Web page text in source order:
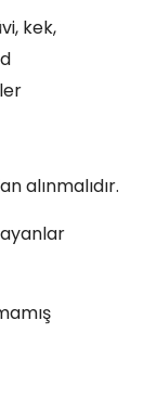
kek,
alınmalıdır.